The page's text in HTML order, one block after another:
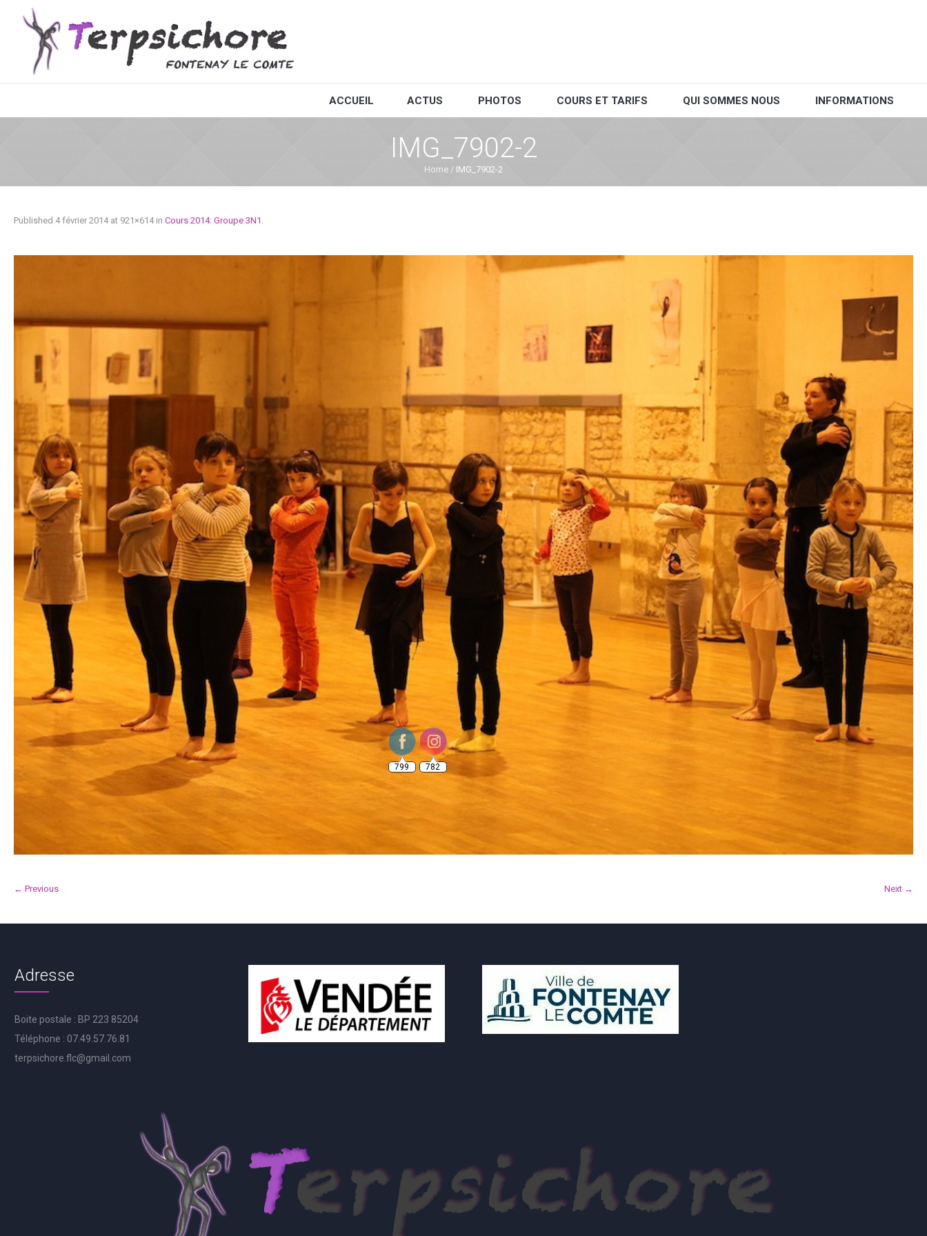
ACCUEIL ACTUS PHOTOS COURS ET TARIFS QUI SOMMES NOUS INFORMATIONS
IMG_7902-2
Home / IMG_7902-2
Published 4 février 2014at 921×614 in Cours 2014: Groupe 3N1 .
← Previous Next →
Adresse
Boite postale : BP 223 85204
Téléphone : 07.49.57.76.81
terpsichore.flc@gmail.com
799